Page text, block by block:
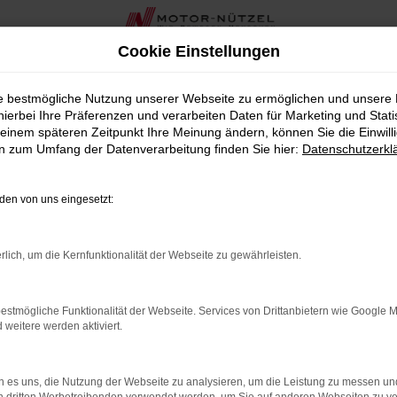
Weiden
suchen, das Ihnen Qualität und Wertigkeit bietet,
in der Nähe von Weiden seit über 90 Jahren, bieten wir
bestechen.
Zustand, sodass Sie sich auf ein Fahrzeug
und Ihrem Budget passt. Unsere umfassende
wir Ihnen in der Nähe von Weiden auch zahlreiche
Team steht Ihnen zur Seite, um sicherzustellen, dass
von Škoda als Gebrauchtwagen die perfekte Wahl für
Fahrzeug. Vereinbaren Sie eine Probefahrt oder
Cookie Einstellungen
bestmögliche Nutzung unserer Webseite zu ermöglichen und unsere
Ihre Präferenzen und verarbeiten Daten für Marketing und
späteren Zeitpunkt Ihre Meinung ändern, können Sie die
zum Umfang der Datenverarbeitung finden Sie hier:
von uns eingesetzt:
um die Kernfunktionalität der Webseite zu gewährleisten.
Funktionalität der Webseite. Services von Drittanbietern wie Google
weitere werden aktiviert.
es uns, die Nutzung der Webseite zu analysieren, um die Leistung zu messen